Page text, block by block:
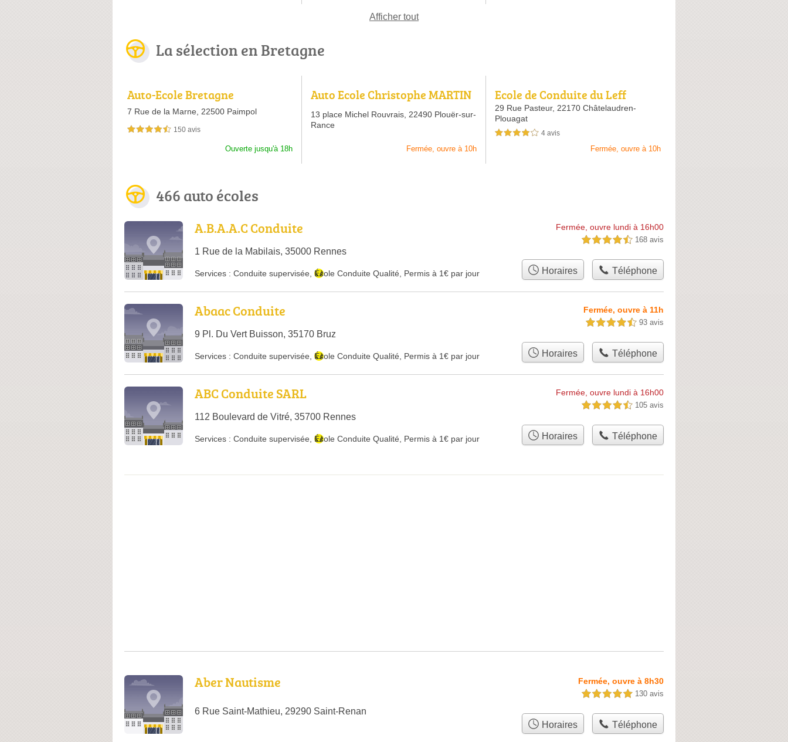
Afficher tout
La sélection en Bretagne
Auto-Ecole Bretagne
7 Rue de la Marne, 22500 Paimpol
4,5 étoiles sur 5 150 avis
Ouverte jusqu'à 18h
Auto Ecole Christophe MARTIN
13 place Michel Rouvrais, 22490 Plouër-sur-
Rance
Fermée, ouvre à 10h
Ecole de Conduite du Leff
29 Rue Pasteur, 22170 Châtelaudren-
Plouagat
4,0 étoiles sur 5 4 avis
Fermée, ouvre à 10h
466 auto écoles
A.B.A.A.C Conduite
1 Rue de la Mabilais, 35000 Rennes
Fermée, ouvre lundi à 16h00
4,5 étoiles sur 5 168 avis
Services : Conduite supervisée École Conduite Qualité Permis à 1€ par jour Horaires Téléphone
Abaac Conduite
9 Pl. Du Vert Buisson, 35170 Bruz
Fermée, ouvre à 11h
4,5 étoiles sur 5 93 avis
Services : Conduite supervisée École Conduite Qualité Permis à 1€ par jour Horaires Téléphone
ABC Conduite SARL
112 Boulevard de Vitré, 35700 Rennes
Fermée, ouvre lundi à 16h00
4,5 étoiles sur 5 105 avis
Services : Conduite supervisée École Conduite Qualité Permis à 1€ par jour Horaires Téléphone
Aber Nautisme
6 Rue Saint-Mathieu, 29290 Saint-Renan
Fermée, ouvre à 8h30
5,0 étoiles sur 5 130 avis
Horaires Téléphone